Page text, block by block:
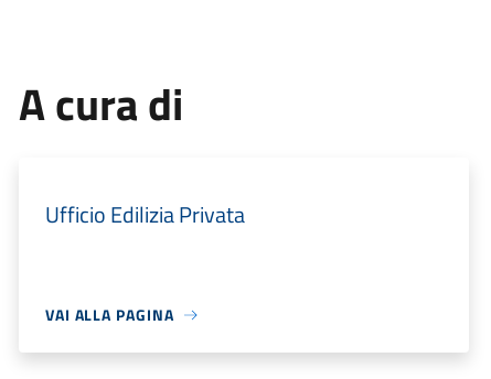
A cura di
Ufficio Edilizia Privata
VAI ALLA PAGINA